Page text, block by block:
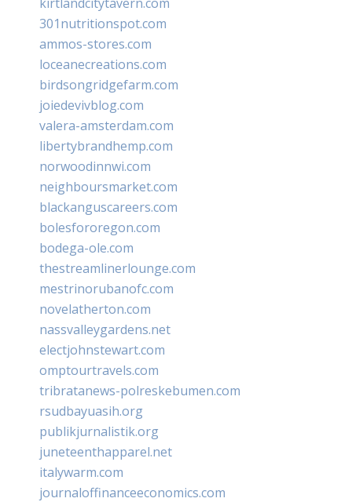
301nutritionspot.com
ammos-stores.com
loceanecreations.com
birdsongridgefarm.com
joiedevivblog.com
valera-amsterdam.com
libertybrandhemp.com
norwoodinnwi.com
neighboursmarket.com
blackanguscareers.com
bolesfororegon.com
bodega-ole.com
thestreamlinerlounge.com
mestrinorubanofc.com
novelatherton.com
nassvalleygardens.net
electjohnstewart.com
omptourtravels.com
tribratanews-polreskebumen.com
rsudbayuasih.org
publikjurnalistik.org
juneteenthapparel.net
italywarm.com
journaloffinanceeconomics.com